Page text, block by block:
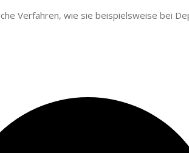
Verfahren, wie sie beispielsweise bei